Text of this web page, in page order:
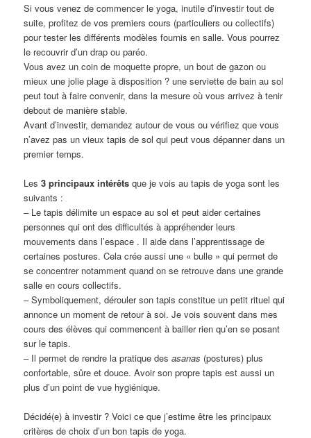
Si vous venez de commencer le yoga, inutile d’investir tout de
suite, profitez de vos premiers cours (particuliers ou collectifs)
pour tester les différents modèles fournis en salle. Vous pourrez
le recouvrir d’un drap ou paréo.
Vous avez un coin de moquette propre, un bout de gazon ou
mieux une jolie plage à disposition ? une serviette de bain au sol
peut tout à faire convenir, dans la mesure où vous arrivez à tenir
debout de manière stable.
Avant d’investir, demandez autour de vous ou vérifiez que vous
n’avez pas un vieux tapis de sol qui peut vous dépanner dans un
premier temps.
Les3 principaux intérêts que je vois au tapis de yoga sont les
suivants :
– Le tapis délimite un espace au sol et peut aider certaines
personnes qui ont des difficultés à appréhender leurs
mouvements dans l’espace . Il aide dans l’apprentissage de
certaines postures. Cela crée aussi une « bulle » qui permet de
se concentrer notamment quand on se retrouve dans une grande
salle en cours collectifs.
– Symboliquement, dérouler son tapis constitue un petit rituel qui
annonce un moment de retour à soi. Je vois souvent dans mes
cours des élèves qui commencent à bailler rien qu’en se posant
sur le tapis.
– Il permet de rendre la pratique desasanas (postures) plus
confortable, sûre et douce. Avoir son propre tapis est aussi un
plus d’un point de vue hygiénique.
Décidé(e) à investir ? Voici ce que j’estime être les principaux
critères de choix d’un bon tapis de yoga.